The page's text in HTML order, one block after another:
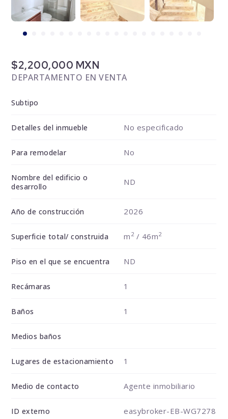
$2,200,000 MXN
DEPARTAMENTO EN VENTA
Subtipo
Detalles del inmueble No especificado
Para remodelar No
Nombre del edificio o
desarrollo
ND
Año de construcción 2026
Superficie total/ construida m 2/ 46m2
Piso en el que se encuentra ND
Recámaras 1
Baños 1
Medios baños
Lugares de estacionamiento 1
Medio de contacto Agente inmobiliario
ID externo easybroker-EB-WG7278